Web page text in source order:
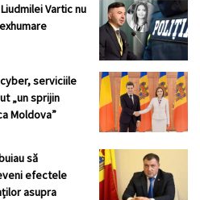
Vartic nu
serviciile
„un sprijin
Moldova”
să
efectele
asupra